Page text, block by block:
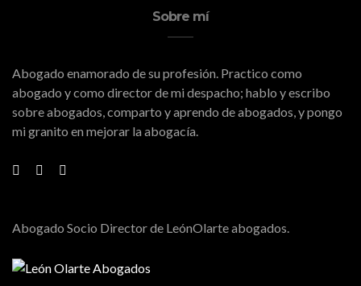
Sobre mí
Abogado enamorado de su profesión. Practico como
abogado y como director de mi despacho; hablo y escribo
sobre abogados, comparto y aprendo de abogados, y pongo
mi granito en mejorar la abogacía.
Abogado Socio Director de LeónOlarte abogados.